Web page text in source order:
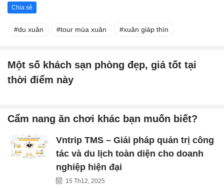
Chia sẻ
du xuân tour mùa xuân xuân giáp thìn
Một số khách sạn phòng đẹp, giá tốt tại
thời điểm này
Cẩm nang ăn chơi khác bạn muốn biết?
Vntrip TMS – Giải pháp quản trị công
tác và du lịch toàn diện cho doanh
nghiệp hiện đại
15 Th12, 2025